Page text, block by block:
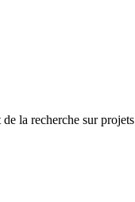
la recherche sur projets